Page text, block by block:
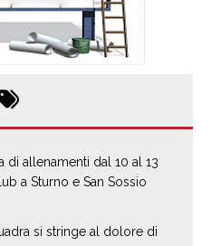
di allenamenti dal 10 al 13
a Sturno e San Sossio
si stringe al dolore di